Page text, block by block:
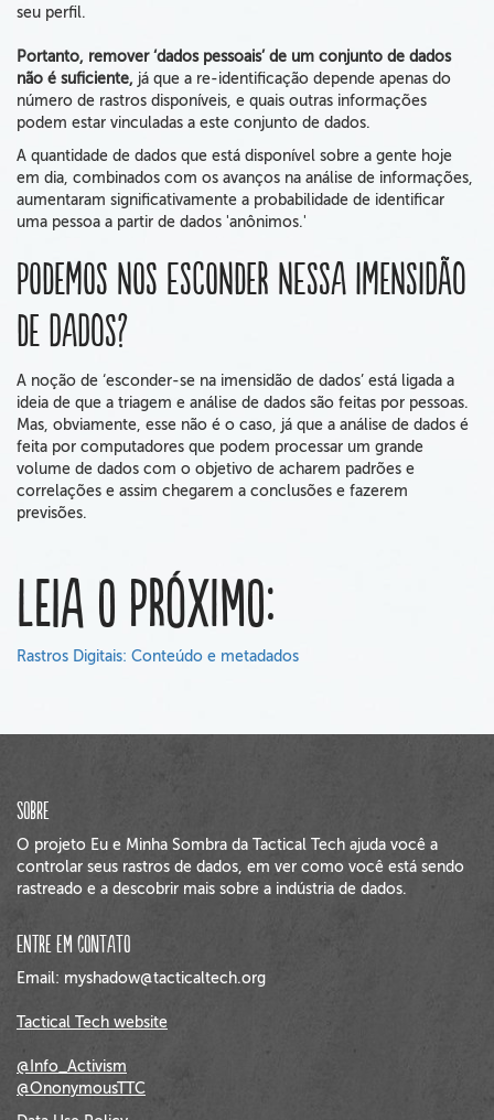
seu perfil.
Portanto, remover ‘dados pessoais’ de um conjunto de dados
não é suficiente, já que a re-identificação depende apenas do
número de rastros disponíveis, e quais outras informações
podem estar vinculadas a este conjunto de dados.
A quantidade de dados que está disponível sobre a gente hoje
em dia, combinados com os avanços na análise de informações,
aumentaram significativamente a probabilidade de identificar
uma pessoa a partir de dados 'anônimos.'
Podemos nos esconder nessa imensidão
de dados?
A noção de ‘esconder-se na imensidão de dados’ está ligada a
ideia de que a triagem e análise de dados são feitas por pessoas.
Mas, obviamente, esse não é o caso, já que a análise de dados é
feita por computadores que podem processar um grande
volume de dados com o objetivo de acharem padrões e
correlações e assim chegarem a conclusões e fazerem
previsões.
Leia o próximo:
Rastros Digitais: Conteúdo e metadados
Sobre
O projeto Eu e Minha Sombra da Tactical Tech ajuda você a
controlar seus rastros de dados, em ver como você está sendo
rastreado e a descobrir mais sobre a indústria de dados.
Entre em Contato
Email: myshadow@tacticaltech.org
Tactical Tech website
@Info_Activism
@OnonymousTTC